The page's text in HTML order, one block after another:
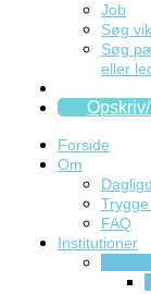
Job
Søg
Søg
eller
Forside
Om
FAQ
Institutioner